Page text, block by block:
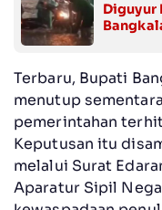
Diguyur
Terbaru, Bupati
menutup
pemerintahan
Keputusan itu
melalui Surat
Aparatur Sipil